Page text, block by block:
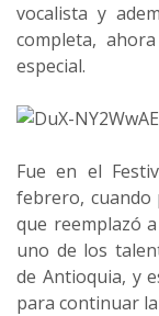
vocalista y
completa,
especial.
Fue en el
febrero, cuando
que reemplazó
uno de los
de Antioquia, y
para continuar